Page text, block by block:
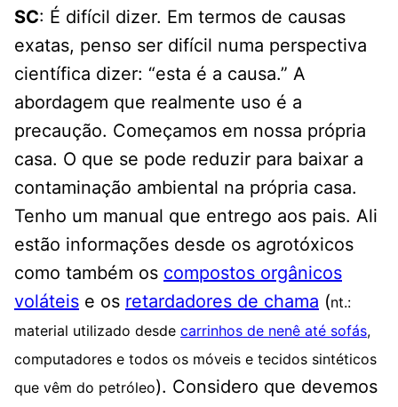
SC: É difícil dizer. Em termos de causas
exatas, penso ser difícil numa perspectiva
científica dizer: “esta é a causa.” A
abordagem que realmente uso é a
precaução. Começamos em nossa própria
casa. O que se pode reduzir para baixar a
contaminação ambiental na própria casa.
Tenho um manual que entrego aos pais. Ali
estão informações desde os agrotóxicos
como também os compostos orgânicos
voláteis e os retardadores de chama (nt.:
material utilizado desde carrinhos de nenê até sofás,
computadores e todos os móveis e tecidos sintéticos
que vêm do petróleo). Considero que devemos